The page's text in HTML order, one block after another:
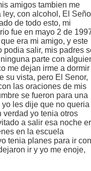
amigos tambien me
con alcohol, El
de todo esto, mi
fue en mayo 2 de
era mi amigo, y este
podia salir, mis padres
parte con
me dejan irme a dormir
su vista, pero El Senor,
las oraciones de mis
se fueron para una
les dije que no queria
verdad yo tenia otros
a salir esa noche
en la escuela
tenia planes para ir con
ir y yo me enoje,